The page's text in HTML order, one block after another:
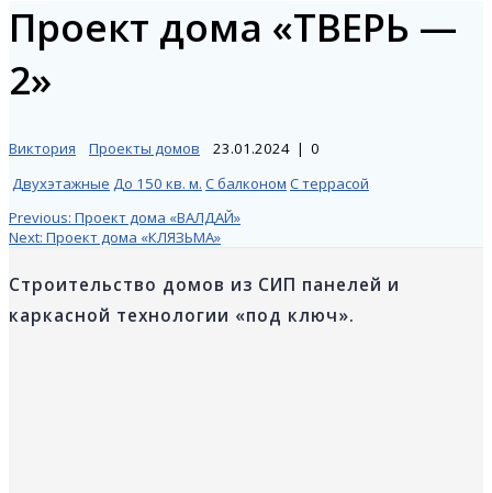
Проект дома «ТВЕРЬ —
2»
Виктория Проекты домов 23.01.2024 | 0
Двухэтажные До 150 кв. м. С балконом С террасой
Навигация
по
записям
Previous: Previous
post:
Проект дома «ВАЛДАЙ»
Next: Next
Проект дома «КЛЯЗЬМА»
Строительство домов из СИП панелей и
каркасной технологии «под ключ».